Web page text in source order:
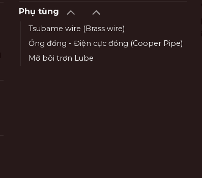
Phụ tùng
Tsubame wire (Brass wire)
Ống đồng - Điện cực đồng (Cooper Pipe)
Mỡ bôi trơn Lube